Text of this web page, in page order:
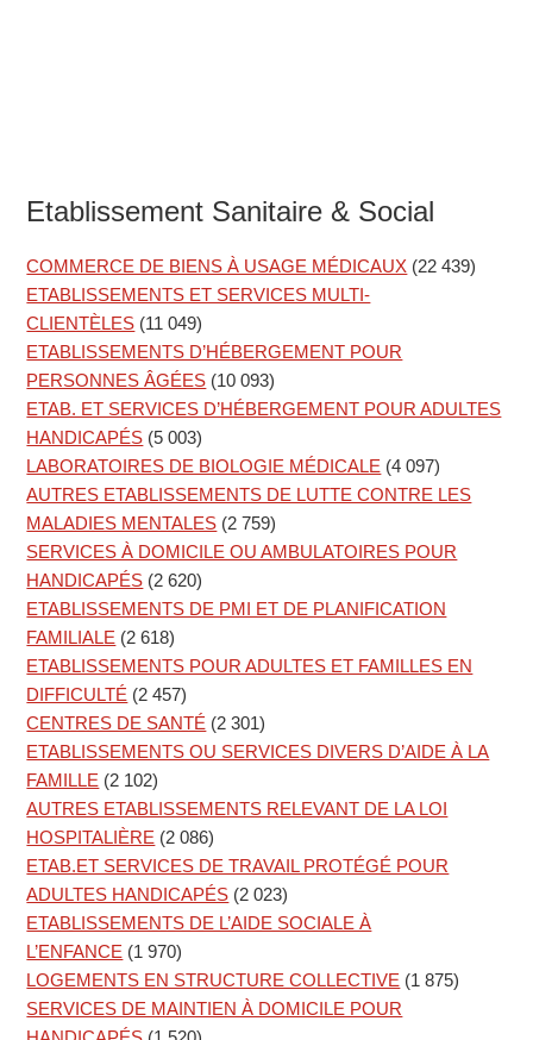
Etablissement Sanitaire & Social
COMMERCE DE BIENS À USAGE MÉDICAUX (22 439)
ETABLISSEMENTS ET SERVICES MULTI-
CLIENTÈLES (11 049)
ETABLISSEMENTS D’HÉBERGEMENT POUR
PERSONNES ÂGÉES (10 093)
ETAB. ET SERVICES D’HÉBERGEMENT POUR ADULTES
HANDICAPÉS (5 003)
LABORATOIRES DE BIOLOGIE MÉDICALE (4 097)
AUTRES ETABLISSEMENTS DE LUTTE CONTRE LES
MALADIES MENTALES (2 759)
SERVICES À DOMICILE OU AMBULATOIRES POUR
HANDICAPÉS (2 620)
ETABLISSEMENTS DE PMI ET DE PLANIFICATION
FAMILIALE (2 618)
ETABLISSEMENTS POUR ADULTES ET FAMILLES EN
DIFFICULTÉ (2 457)
CENTRES DE SANTÉ (2 301)
ETABLISSEMENTS OU SERVICES DIVERS D’AIDE À LA
FAMILLE (2 102)
AUTRES ETABLISSEMENTS RELEVANT DE LA LOI
HOSPITALIÈRE (2 086)
ETAB.ET SERVICES DE TRAVAIL PROTÉGÉ POUR
ADULTES HANDICAPÉS (2 023)
ETABLISSEMENTS DE L’AIDE SOCIALE À
L’ENFANCE (1 970)
LOGEMENTS EN STRUCTURE COLLECTIVE (1 875)
SERVICES DE MAINTIEN À DOMICILE POUR